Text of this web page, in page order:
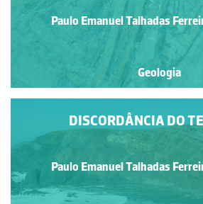
Paulo Emanuel Talhadas
Geologia
DISCORDÂNCIA DO
Paulo Emanuel Talhadas